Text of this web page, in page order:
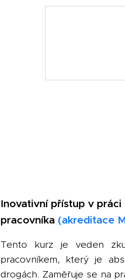
Inovativní přístup v
pracovníka (akreditace
Tento kurz je veden
pracovníkem, který je
drogách. Zaměřuje se na